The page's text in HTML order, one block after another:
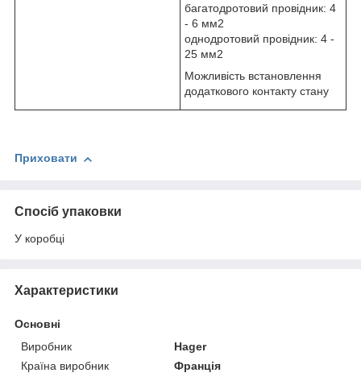
багатодротовий провідник: 4
- 6 мм2
однодротовий провідник: 4 -
25 мм2
Можливість встановлення
додаткового контакту стану
Приховати
Спосіб упаковки
У коробці
Характеристики
Основні
Виробник
Hager
Країна виробник
Франція